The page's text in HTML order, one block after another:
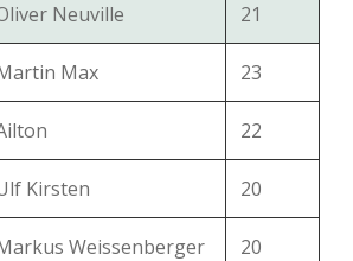
Neuville 21
Max 23
22
Kirsten 20
Weissenberger 20